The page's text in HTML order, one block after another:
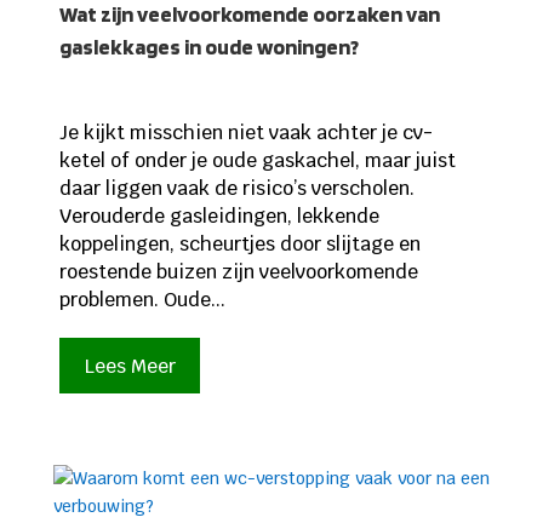
Wat zijn veelvoorkomende oorzaken van
gaslekkages in oude woningen?
Je kijkt misschien niet vaak achter je cv-
ketel of onder je oude gaskachel, maar juist
daar liggen vaak de risico’s verscholen.
Verouderde gasleidingen, lekkende
koppelingen, scheurtjes door slijtage en
roestende buizen zijn veelvoorkomende
problemen. Oude...
Lees Meer